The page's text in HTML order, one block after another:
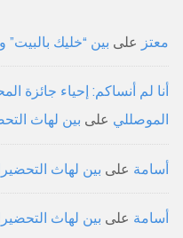
معتز على بين “خليك
الموصللي على بين لهاث
أسامة على بين لهاث
أسامة على بين لهاث